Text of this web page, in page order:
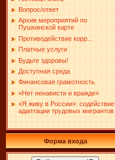
Вопрос/ответ
Архив мероприятий по
Пушкинской карте
Противодействие корр...
Платные услуги
Будьте здоровы!
Доступная среда
Финансовая грамотность
«Нет ненависти и вражде»
«Я живу в России»: содействие
адаптации трудовых мигрантов
Форма входа